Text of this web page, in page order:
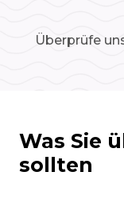
Überprüfe
Was Sie
sollten